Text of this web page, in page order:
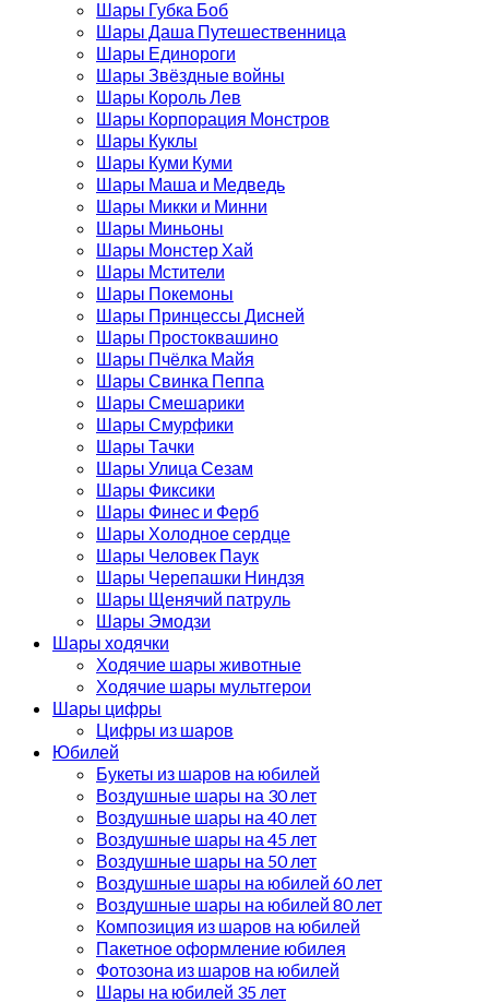
Шары Губка Боб
Шары Даша Путешественница
Шары Единороги
Шары Звёздные войны
Шары Король Лев
Шары Корпорация Монстров
Шары Куклы
Шары Куми Куми
Шары Маша и Медведь
Шары Микки и Минни
Шары Миньоны
Шары Монстер Хай
Шары Мстители
Шары Покемоны
Шары Принцессы Дисней
Шары Простоквашино
Шары Пчёлка Майя
Шары Свинка Пеппа
Шары Смешарики
Шары Смурфики
Шары Тачки
Шары Улица Сезам
Шары Фиксики
Шары Финес и Ферб
Шары Холодное сердце
Шары Человек Паук
Шары Черепашки Ниндзя
Шары Щенячий патруль
Шары Эмодзи
Шары ходячки
Ходячие шары животные
Ходячие шары мультгерои
Шары цифры
Цифры из шаров
Юбилей
Букеты из шаров на юбилей
Воздушные шары на 30 лет
Воздушные шары на 40 лет
Воздушные шары на 45 лет
Воздушные шары на 50 лет
Воздушные шары на юбилей 60 лет
Воздушные шары на юбилей 80 лет
Композиция из шаров на юбилей
Пакетное оформление юбилея
Фотозона из шаров на юбилей
Шары на юбилей 35 лет